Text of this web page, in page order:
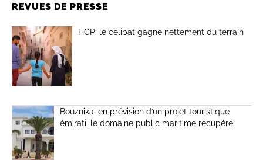
REVUES DE PRESSE
HCP: le célibat gagne nettement du terrain
Bouznika: en prévision d’un projet touristique
émirati, le domaine public maritime récupéré